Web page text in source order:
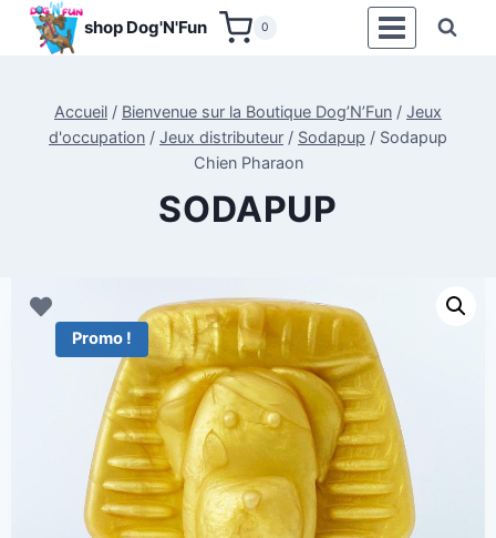
Aller
shop Dog'N'Fun 0
Accueil / Bienvenue sur la Boutique Dog’N’Fun / Jeux
d'occupation / Jeux distributeur / Sodapup / Sodapup
Chien Pharaon
SODAPUP
Promo !